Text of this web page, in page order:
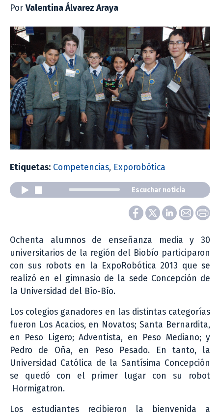
PorValentina Álvarez Araya
Etiquetas: Competencias, Exporobótica
Escuchar noticia
Ochenta alumnos de enseñanza media y 30
universitarios de la región del Biobío participaron
con sus robots en la ExpoRobótica 2013 que se
realizó en el gimnasio de la sede Concepción de
la Universidad del Bío-Bío.
Los colegios ganadores en las distintas categorías
fueron Los Acacios, en Novatos; Santa Bernardita,
en Peso Ligero; Adventista, en Peso Mediano; y
Pedro de Oña, en Peso Pesado. En tanto, la
Universidad Católica de la Santísima Concepción
se quedó con el primer lugar con su robot
Hormigatron.
Los estudiantes recibieron la bienvenida a